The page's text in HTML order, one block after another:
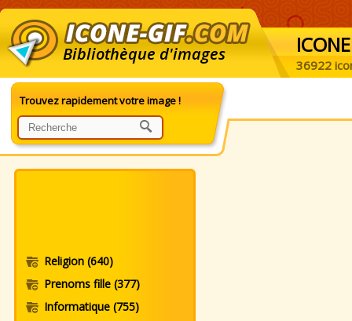
Bibliothèque d'images ICONE
36922
Trouvez rapidement votre image !
Religion (640)
Prenoms fille (377)
Informatique (755)